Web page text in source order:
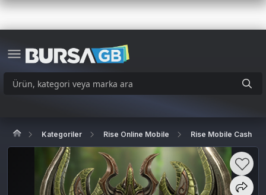
Kategoriler Rise Online Mobile Rise Mobile Cash